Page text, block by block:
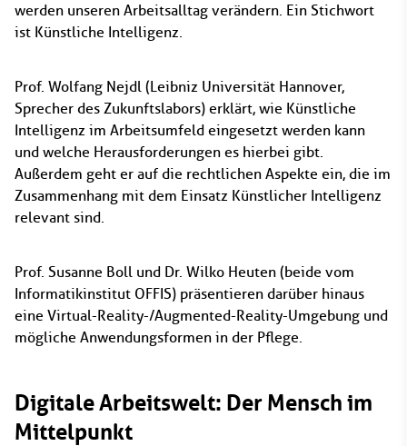
werden unseren Arbeitsalltag verändern. Ein Stichwort
ist Künstliche Intelligenz.
Prof. Wolfang Nejdl (Leibniz Universität Hannover,
Sprecher des Zukunftslabors) erklärt, wie Künstliche
Intelligenz im Arbeitsumfeld eingesetzt werden kann
und welche Herausforderungen es hierbei gibt.
Außerdem geht er auf die rechtlichen Aspekte ein, die im
Zusammenhang mit dem Einsatz Künstlicher Intelligenz
relevant sind.
Prof. Susanne Boll und Dr. Wilko Heuten (beide vom
Informatikinstitut OFFIS) präsentieren darüber hinaus
eine Virtual-Reality-/Augmented-Reality-Umgebung und
mögliche Anwendungsformen in der Pflege.
Digitale Arbeitswelt: Der Mensch im
Mittelpunkt